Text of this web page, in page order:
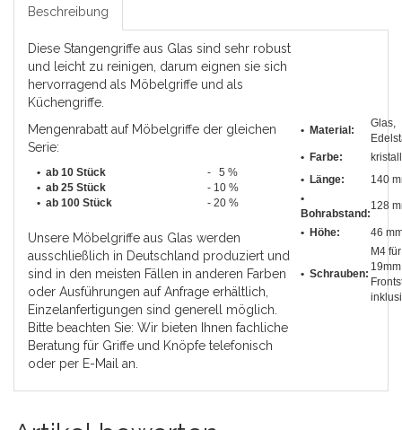
Beschreibung
Diese Stangengriffe aus Glas sind sehr robust
und leicht zu reinigen, darum eignen sie sich
hervorragend als Möbelgriffe und als
Küchengriffe.
Mengenrabatt auf Möbelgriffe der gleichen
Serie:
• ab 10 Stück
- 5 %
• ab 25 Stück
- 10 %
• ab 100 Stück - 20 %
Unsere Möbelgriffe aus Glas werden
ausschließlich in Deutschland produziert und
sind in den meisten Fällen in anderen Farben
oder Ausführungen auf Anfrage erhältlich,
Einzelanfertigungen sind generell möglich.
Bitte beachten Sie: Wir bieten Ihnen fachliche
Beratung für Griffe und Knöpfe telefonisch
oder per E-Mail an.
• Material:
Glas,
• Farbe:
• Länge:
140
•
Bohrabstand :
128
• Höhe: 46
• Schrauben:
M4 für
19mm